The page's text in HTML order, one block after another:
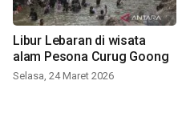
Libur Lebaran di wisata
alam Pesona Curug Goong
Selasa, 24 Maret 2026